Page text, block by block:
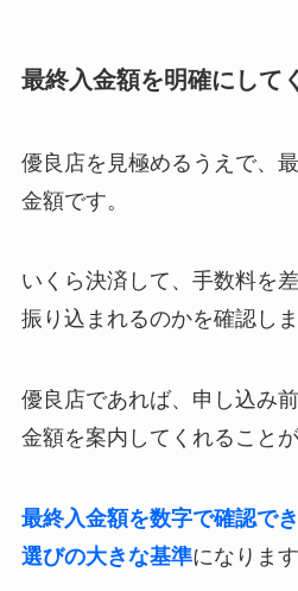
最終入金額を明確にして
優良店を見極めるうえで、
金額です。
いくら決済して、手数料を
振り込まれるのかを確認しま
優良店であれば、申し込み
金額を案内してくれることが
最終入金額を数字で確認で
選びの大きな基準になります